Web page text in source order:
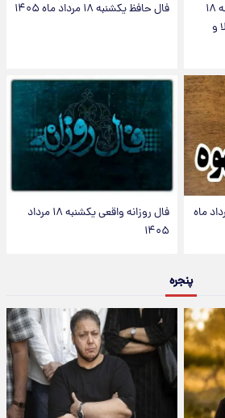
قیمت طلا و سکه امروز یکشنبه ۱۸
و
فال حافظ یکشنبه ۱۸ مرداد ماه ۱۴۰۵
یکشنبه ۱۸ مرداد ماه
فال روزانه واقعی یکشنبه ۱۸ مرداد
۱۴۰۵
پنجره